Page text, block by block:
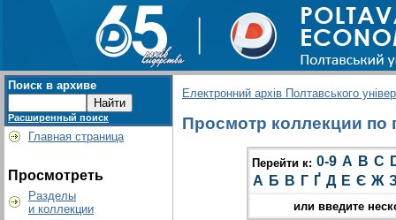
Поиск в архиве
Расширенный поиск
Главная страница
Просмотреть
Разделы
и коллекции
Електронний архів Полтавського
Просмотр коллекции по
Перейти к: 0-9 A B C
А Б В Г Ґ Д Е Є Ж
или введите